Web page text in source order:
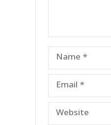
Name
Email
Website